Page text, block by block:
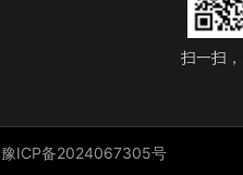
扫一扫
豫ICP备2024067305号